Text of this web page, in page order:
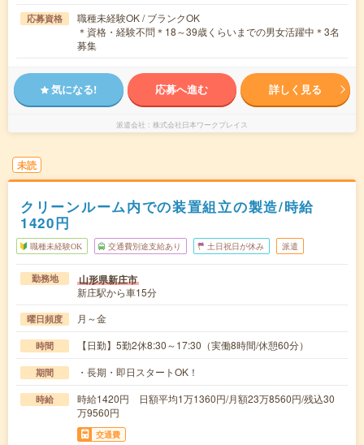
応募資格
職種未経験OK / ブランクOK
＊資格・経験不問＊18～39歳くらいまでの男女活躍中＊3名
募集
気になる! 応募へ進む 詳しく見る
派遣会社 株式会社日本ワークプレイス
未読
クリーンルーム内での装置組立の製造/時給
1420円
職種未経験OK 交通費別途支給あり 土日祝日が休み 派遣
勤務地 山形県新庄市
新庄駅から車15分
曜日頻度 月～金
時間 【日勤】5勤2休8:30～17:30（実働8時間/休憩60分）
期間 ・長期・即日スタートOK！
時給
時給1420円 日額平均1万1360円/月額23万8560円/残込30
万9560円
交通費